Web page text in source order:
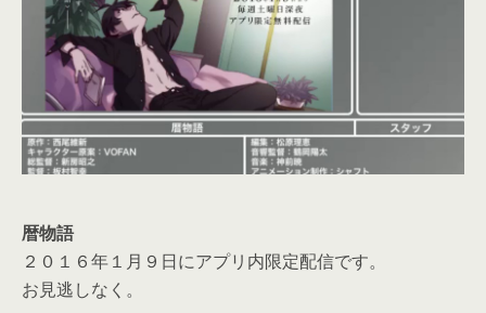
暦物語
２０１６年１月９日にアプリ内限定配信です。
お見逃しなく。